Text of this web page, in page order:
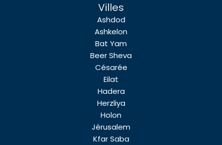
Villes
Ashdod
Ashkelon
Bat Yam
Beer Sheva
Césarée
Eilat
Hadera
Herzliya
Holon
Jérusalem
Kfar Saba